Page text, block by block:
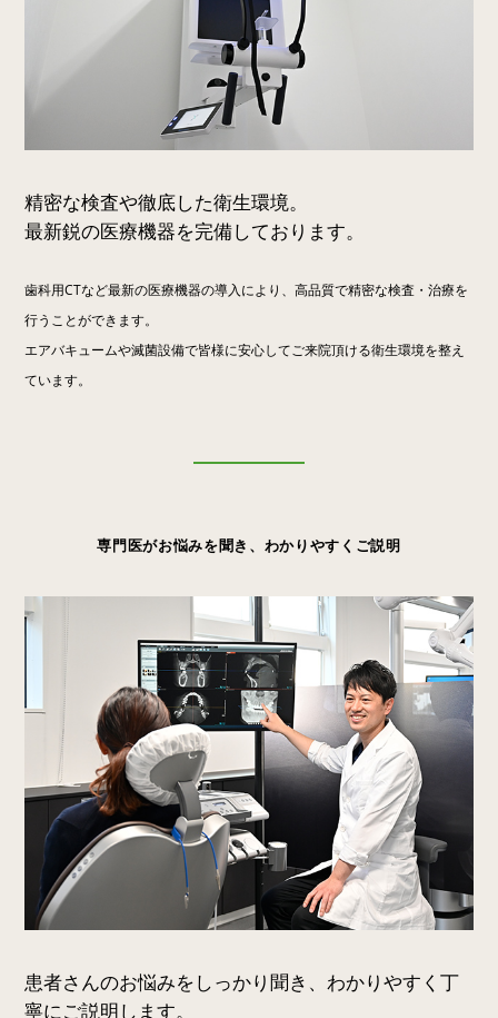
精密な検査や徹底した衛生環境。
最新鋭の医療機器を完備しております。
歯科用CTなど最新の医療機器の導入により、高品質で精密な検査・治療を
行うことができます。
エアバキュームや滅菌設備で皆様に安心してご来院頂ける衛生環境を整え
ています。
専門医がお悩みを聞き、わかりやすくご説明
患者さんのお悩みをしっかり聞き、わかりやすく丁
寧にご説明します。